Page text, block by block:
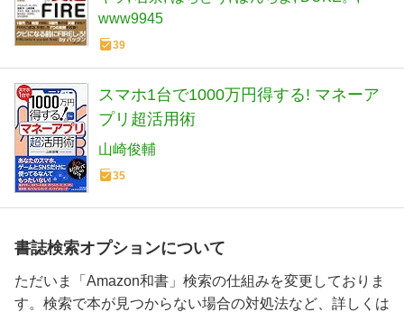
www9945
39
スマホ1台で1000万円得する! マネーア
プリ超活用術
山崎俊輔
35
書誌検索オプションについて
ただいま「Amazon和書」検索の仕組みを変更しておりま
す。検索で本が見つからない場合の対処法など、詳しくは